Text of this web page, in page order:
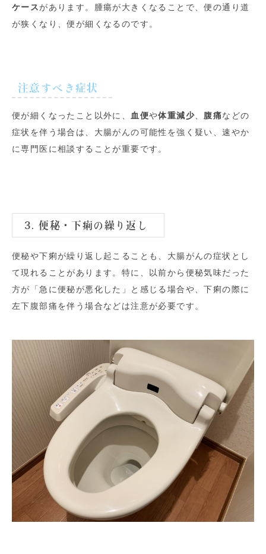
ケースがあります。腫瘍が大きくなることで、便の通り道
が狭くなり、便が細くなるのです。
注意すべき症状
便が細くなったこと以外に、 血便や体重減少 腹痛などの
症状を伴う場合は、大腸がんの可能性を強く疑い、速やか
に専門医に相談することが重要です。
3. 便秘・下痢の繰り返し
便秘や下痢が繰り返し起こることも、大腸がんの症状とし
て現れることがあります。特に、以前から便秘気味だった
方が「急に便秘が悪化した」と感じる場合や、下痢の際に
左下腹部痛を伴う場合などは注意が必要です。